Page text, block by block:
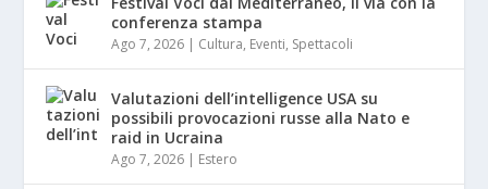
conferenza stampa
Ago 7, 2026 | Cultura, Eventi, Spettacoli
Valutazioni dell’intelligence USA su
possibili provocazioni russe alla Nato e
raid in Ucraina
Ago 7, 2026 | Estero